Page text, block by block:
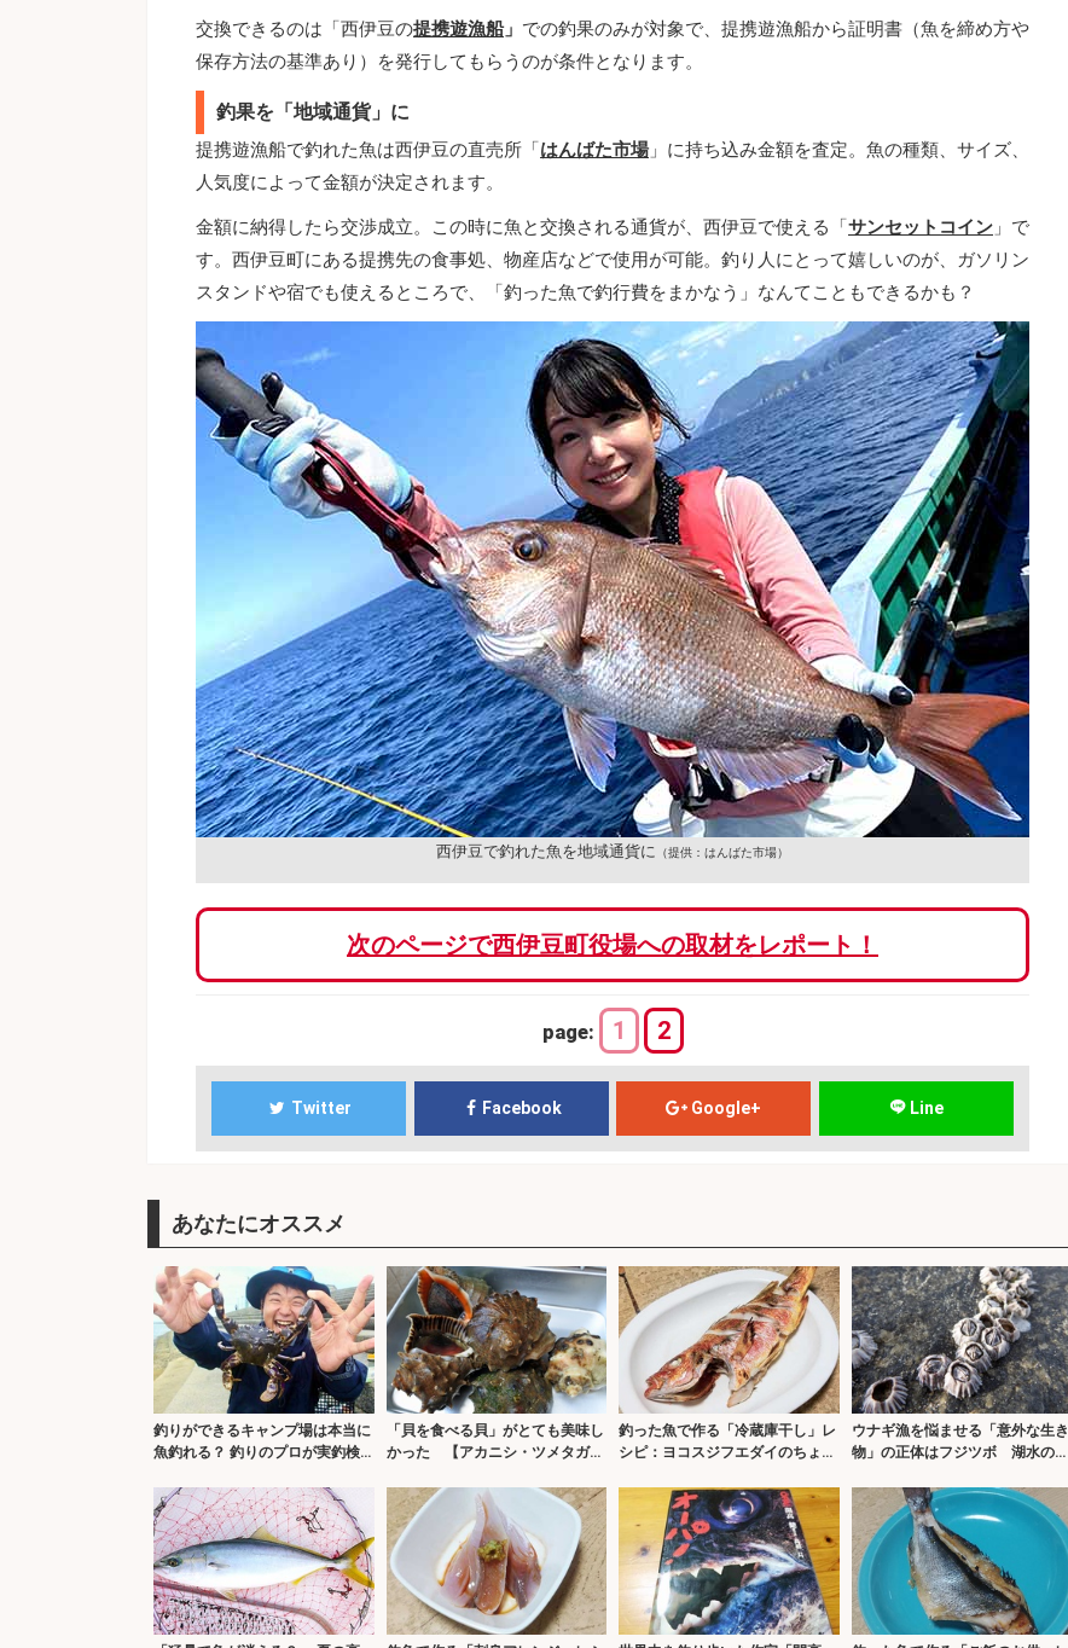
交換できるのは「西伊豆の提携遊漁船」 での釣果のみが対象で、提携遊漁船から証明書（魚を締め方や
保存方法の基準あり）を発行してもらうのが条件となります。
釣果を「地域通貨」に
提携遊漁船で釣れた魚は西伊豆の直売所「はんばた市場」に持ち込み金額を査定。魚の種類、サイズ、
人気度によって金額が決定されます。
金額に納得したら交渉成立。この時に魚と交換される通貨が、西伊豆で使える「サンセットコイン 」で
す。西伊豆町にある提携先の食事処、物産店などで使用が可能。釣り人にとって嬉しいのが、ガソリン
スタンドや宿でも使えるところで、「釣った魚で釣行費をまかなう」なんてこともできるかも？
西伊豆で釣れた魚を地域通貨に （提供：はんばた市場）
次のページで西伊豆町役場への取材をレポート！
page: 1 2
Twitter Facebook Google+ Line
あなたにオススメ
釣りができるキャンプ場は本当に
魚釣れる？ 釣りのプロが実釣検
「貝を食べる貝」がとても美味し
かった 【アカニシ・ツメタガ
釣った魚で作る「冷蔵庫干し」レ
シピ：ヨコスジフエダイのちょい
ウナギ漁を悩ませる「意外な生き
物」の正体はフジツボ 湖水の塩